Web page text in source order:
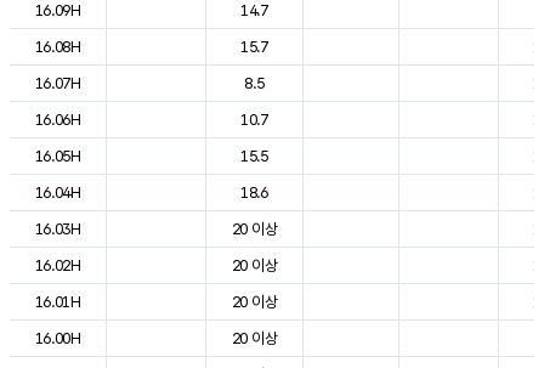
16.09H
14.7
16.08H
15.7
16.07H
8.5
16.06H
10.7
16.05H
15.5
16.04H
18.6
16.03H
20 이상
16.02H
20 이상
16.01H
20 이상
16.00H
20 이상